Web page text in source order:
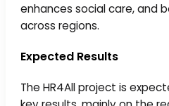
enhances social care, and
across regions.
Expected Results
The HR4All project is